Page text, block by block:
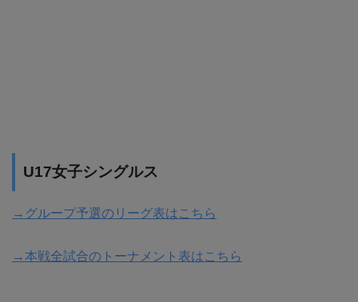
U17女子シングルス
→グループ予選のリーグ表はこちら
→本戦全試合のトーナメント表はこちら